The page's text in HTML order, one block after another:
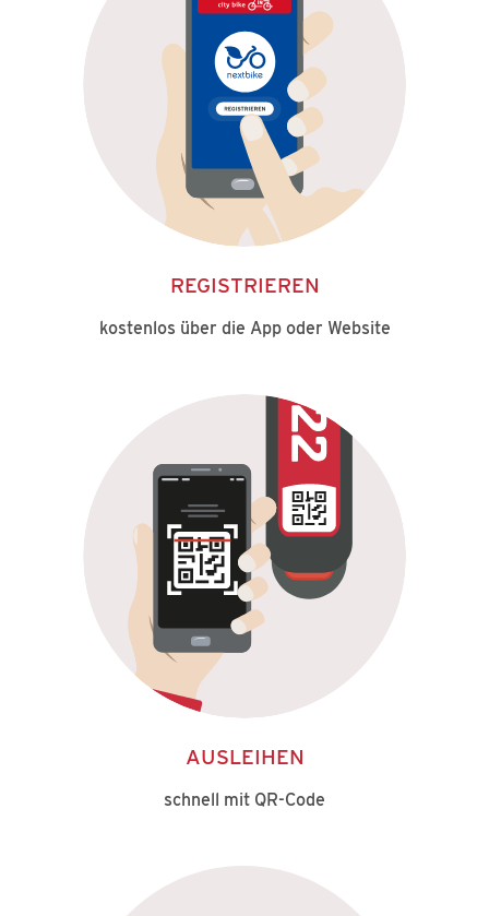
REGISTRIEREN
kostenlos über die App oder Website
AUSLEIHEN
schnell mit QR-Code